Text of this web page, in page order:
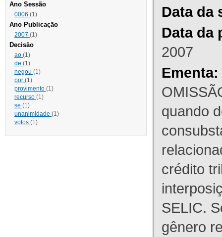
Ano Sessão
0006 (1)
Ano Publicação
2007 (1)
Decisão
ao (1)
de (1)
negou (1)
por (1)
provimento (1)
recurso (1)
se (1)
unanimidade (1)
votos (1)
Data da
Data da
2007
Ementa:
quando
crédito
SELIC.
gênero